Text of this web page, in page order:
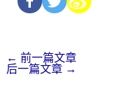
← 前一篇文章
后一篇文章 →